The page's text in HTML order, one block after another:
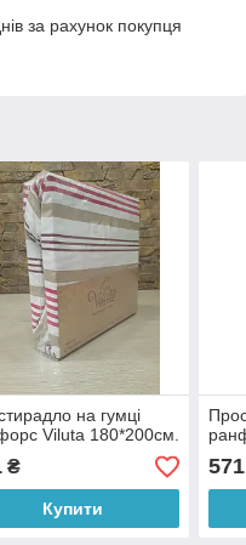
за рахунок покупця
на гумці
Viluta 180*200см.
₴
Купити
571